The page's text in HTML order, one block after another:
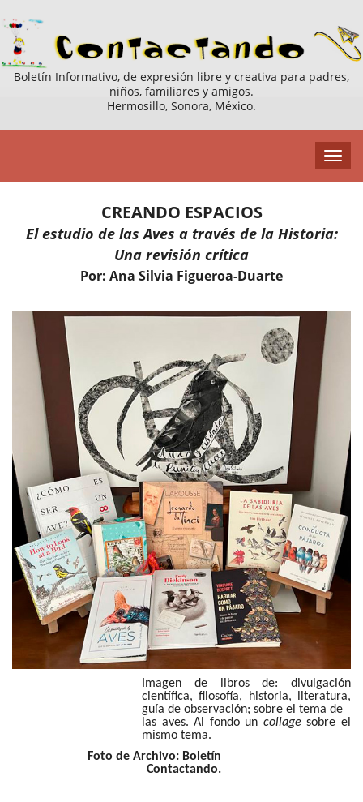
Boletín Informativo, de expresión libre y creativa para padres,
niños, familiares y amigos.
Hermosillo, Sonora, México.
CREANDO ESPACIOS
El estudio de las Aves a través de la Historia:
Una revisión crítica
Por: Ana Silvia Figueroa-Duarte
Imagen de libros de: divulgación
científica, filosofía, historia, literatura,
guía de observación; sobre el tema de
las aves. Al fondo un collagesobre el
mismo tema.
Foto de Archivo: Boletín
Contactando.